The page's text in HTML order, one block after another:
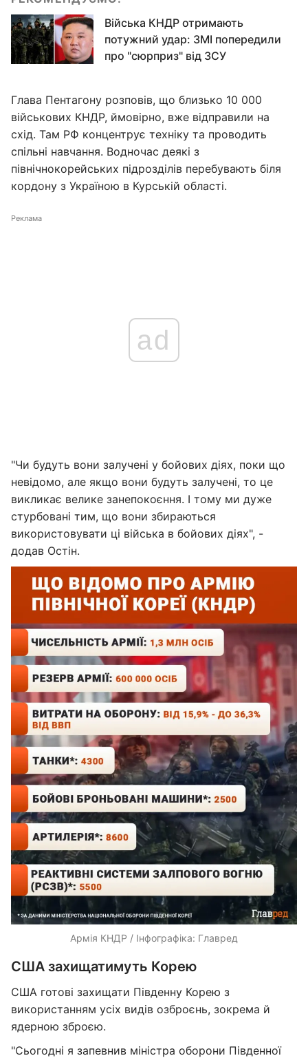
Війська КНДР отримають
потужний удар: ЗМІ попередили
про "сюрприз" від ЗСУ
Глава Пентагону розповів, що близько 10 000
військових КНДР, ймовірно, вже відправили на
схід. Там РФ концентрує техніку та проводить
спільні навчання. Водночас деякі з
північнокорейських підрозділів перебувають біля
кордону з Україною в Курській області.
Реклама
ad
"Чи будуть вони залучені у бойових діях, поки що
невідомо, але якщо вони будуть залучені, то це
викликає велике занепокоєння. І тому ми дуже
стурбовані тим, що вони збираються
використовувати ці війська в бойових діях", -
додав Остін.
Армія КНДР / Інфографіка: Главред
США захищатимуть Корею
США готові захищати Південну Корею з
використанням усіх видів озброєнь, зокрема й
ядерною зброєю.
"Сьогодні я запевнив міністра оборони Південної